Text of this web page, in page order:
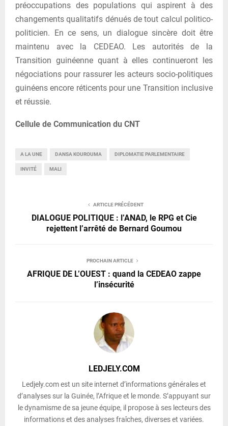
préoccupations des populations qui aspirent à des
changements qualitatifs dénués de tout calcul politico-
politicien. En ce sens, un dialogue sincère doit être
maintenu avec la CEDEAO. Les autorités de la
Transition guinéenne quant à elles continueront les
négociations pour rassurer les acteurs socio-politiques
guinéens encore réticents pour une Transition inclusive
et réussie.
Cellule de Communication du CNT
A LA UNE DANSA KOUROUMA DIPLOMATIE PARLEMENTAIRE
INVITÉ MALI
ARTICLE PRÉCÉDENT
DIALOGUE POLITIQUE : l’ANAD, le RPG et Cie
rejettent l’arrêté de Bernard Goumou
PROCHAIN ARTICLE
AFRIQUE DE L’OUEST : quand la CEDEAO zappe
l’insécurité
LEDJELY.COM
Ledjely.com est un site internet d’informations générales et
d’analyses sur la Guinée, l’Afrique et le monde. S’appuyant sur
le dynamisme de sa jeune équipe, il propose à ses lecteurs des
informations et des analyses fraîches, diverses et variées.